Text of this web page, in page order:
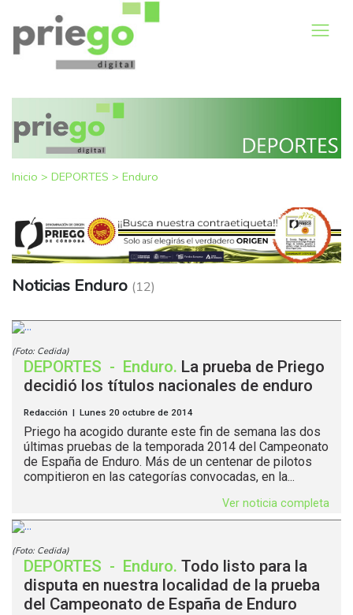
Inicio > DEPORTES > Enduro
Noticias Enduro (12)
(Foto: Cedida)
DEPORTES - Enduro. La prueba de Priego
decidió los títulos nacionales de enduro
Redacción | Lunes 20 octubre de 2014
Priego ha acogido durante este fin de semana las dos
últimas pruebas de la temporada 2014 del Campeonato
de España de Enduro. Más de un centenar de pilotos
compitieron en las categorías convocadas, en la...
Ver noticia completa
(Foto: Cedida)
DEPORTES - Enduro. Todo listo para la
disputa en nuestra localidad de la prueba
del Campeonato de España de Enduro